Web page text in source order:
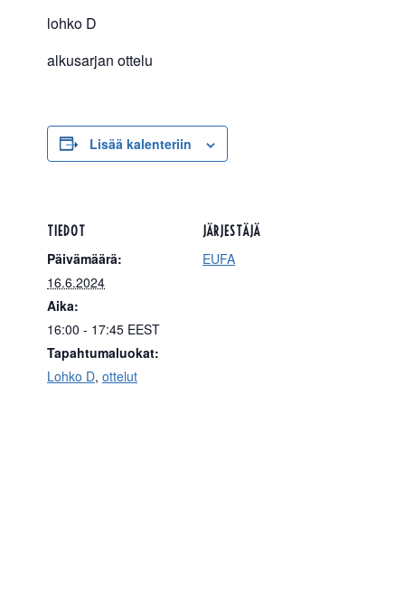
lohko D
alkusarjan ottelu
Lisää kalenteriin
TIEDOT
Päivämäärä:
16.6.2024
Aika:
16:00 - 17:45 EEST
Tapahtumaluokat:
Lohko D, ottelut
JÄRJESTÄJÄ
EUFA